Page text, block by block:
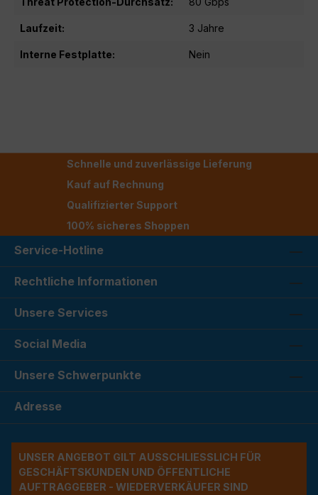
Laufzeit: 3 Jahre
Interne Festplatte: Nein
Schnelle und zuverlässige Lieferung
Kauf auf Rechnung
Qualifizierter Support
100% sicheres Shoppen
Service-Hotline
Rechtliche Informationen
Unsere Services
Social Media
Unsere Schwerpunkte
Adresse
UNSER ANGEBOT GILT AUSSCHLIESSLICH FÜR G
ESCHÄFTSKUNDEN UND ÖFFENTLICHE A
UFTRAGGEBER - WIEDERVERKÄUFER SIND A